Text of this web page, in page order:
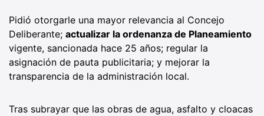
Pidió otorgarle una mayor relevancia al Concejo
Deliberante; actualizar la ordenanza de Planeamiento
vigente, sancionada hace 25 años; regular la
asignación de pauta publicitaria; y mejorar la
transparencia de la administración local.
Tras subrayar que las obras de agua, asfalto y cloacas